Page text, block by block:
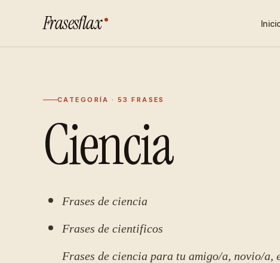
Frasesflax
CATEGORÍA · 53 FRASES
Ciencia
Frases de ciencia
Frases de cientificos
Frases de ciencia para tu amigo/a, novio/a,